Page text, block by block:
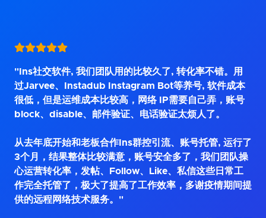
"Ins社交软件, 我们团队用的比较久了, 转化率不错。用
过Jarvee、Instadub Instagram Bot等养号, 软件成本
很低，但是运维成本比较高，网络 IP需要自己弄，账号
block、disable、邮件验证、电话验证太烦人了。
从去年底开始和老板合作Ins群控引流、账号托管, 运行了
3个月，结果整体比较满意，账号安全多了，我们团队操
心运营转化率，发帖、Follow、Like、私信这些日常工
作完全托管了，极大了提高了工作效率，多谢疫情期间提
供的远程网络技术服务。"